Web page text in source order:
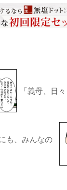
「義母、日
も、みんなの